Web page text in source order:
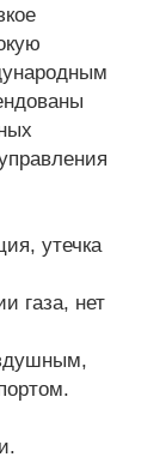
утечка
газа, нет